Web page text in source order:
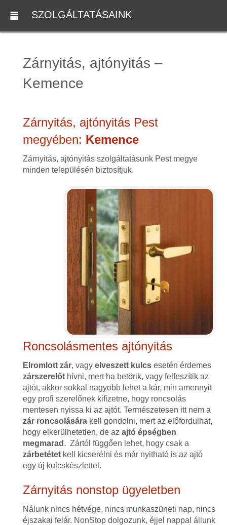
SZOLGÁLTATÁSAINK
Zárnyitás, ajtónyitás –
Kemence
Zárnyitás, ajtónyitás Pest
megyében: Kemence
Zárnyitás, ajtónyitás szolgáltatásunk Pest megye
minden településén biztosítjuk.
Roncsolásmentes ajtónyitás
Elromlott zár, vagy elveszett kulcsesetén érdemes
zárszerelőthívni, mert ha betörik, vagy felfeszítik az
ajtót, akkor sokkal nagyobb lehet a kár, min amennyit
egy profi szerelőnek kifizetne, hogy roncsolás
mentesen nyissa ki az ajtót. Természetesen itt nem a
zár roncsolásárakell gondolni, mert az előfordulhat,
hogy elkerülhetetlen, de az ajtó épségben
megmarad . Zártól függően lehet, hogy csak a
zárbetétetkell kicserélni és már nyitható is az ajtó
egy új kulcskészlettel.
Zárnyitás nonstop ügyeletben
Nálunk nincs hétvége, nincs munkaszüneti nap, nincs
éjszakai felár. NonStop dolgozunk, éjjel nappal állunk